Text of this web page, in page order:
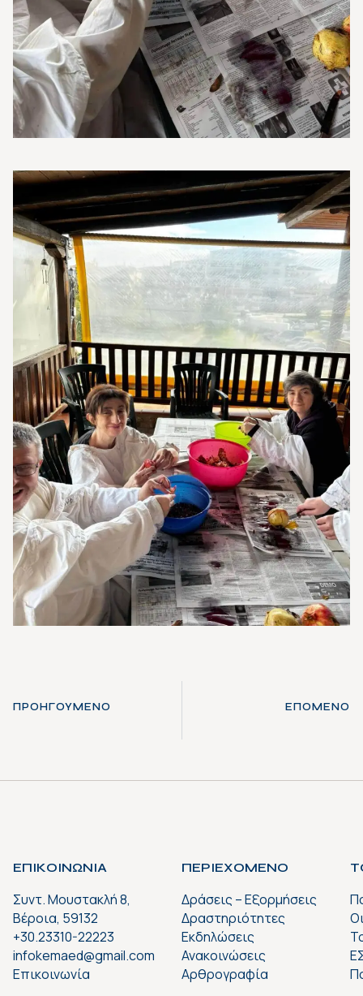
ΠΡΟΗΓΟΎΜΕΝΟ ΕΠΌΜΕΝΟ
ΕΠΙΚΟΙΝΩΝΙΑ
Συντ. Μουστακλή 8,
Βέροια, 59132
+30.23310-22223
infokemaed@gmail.com
Επικοινωνία
ΠΕΡΙΕΧΟΜΕΝΟ
Δράσεις – Εξορμήσεις
Δραστηριότητες
Εκδηλώσεις
Ανακοινώσεις
Αρθρογραφία